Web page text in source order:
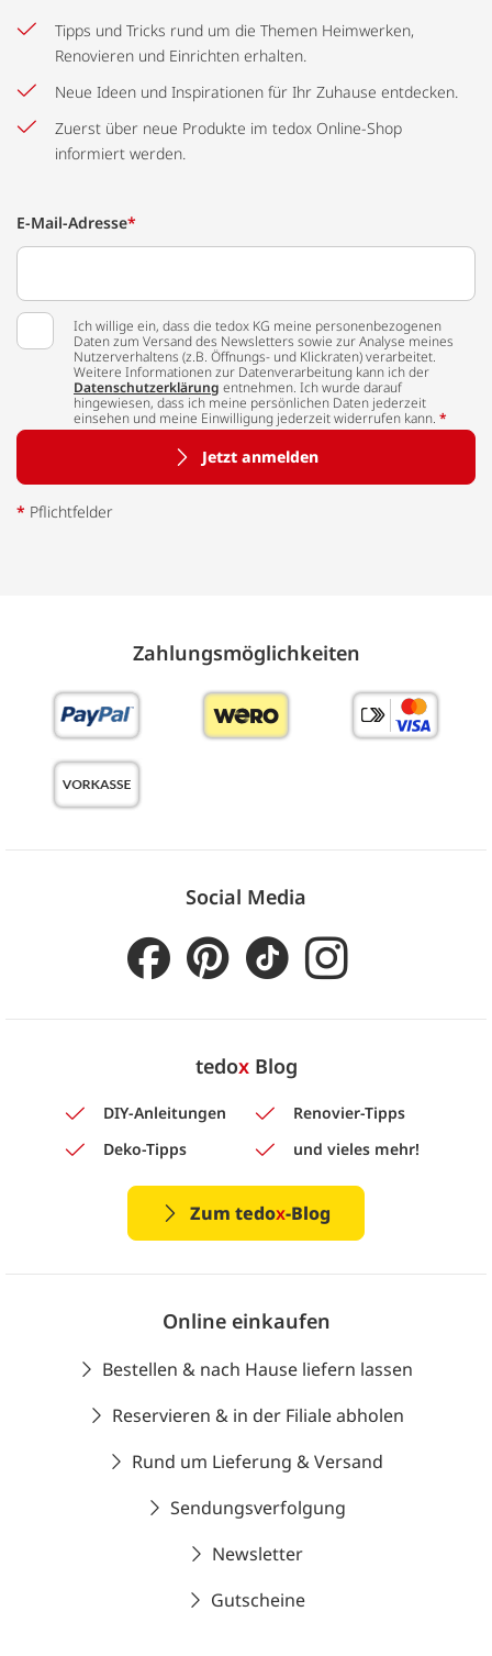
Tipps und Tricks rund um die Themen Heimwerken,
Renovieren und Einrichten erhalten.
Neue Ideen und Inspirationen für Ihr Zuhause entdecken.
Zuerst über neue Produkte im tedox Online-Shop
informiert werden.
E-Mail-Adresse*
Ich willige ein, dass die tedox KG meine personenbezogenen
Daten zum Versand des Newsletters sowie zur Analyse meines
Nutzerverhaltens (z.B. Öffnungs- und Klickraten) verarbeitet.
Weitere Informationen zur Datenverarbeitung kann ich der
Datenschutzerklärung entnehmen. Ich wurde darauf
hingewiesen, dass ich meine persönlichen Daten jederzeit
einsehen und meine Einwilligung jederzeit widerrufen kann. *
Jetzt anmelden
* Pflichtfelder
Zahlungs­möglich­keiten
Social Media
tedoxBlog
DIY-Anleitungen
Renovier-Tipps
Deko-Tipps
und vieles mehr!
Zum tedox-Blog
Online einkaufen
Bestellen & nach Hause liefern lassen
Reservieren & in der Filiale abholen
Rund um Lieferung & Versand
Sendungsverfolgung
Newsletter
Gutscheine